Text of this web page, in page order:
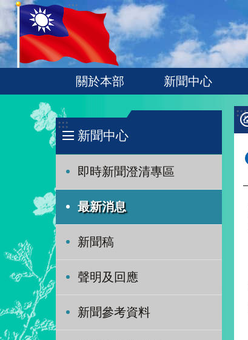
跳到主要內容區塊
:::
關於本部 新聞中心
:::
新聞中心
即時新聞澄清專區
最新消息
新聞稿
聲明及回應
新聞參考資料
:::